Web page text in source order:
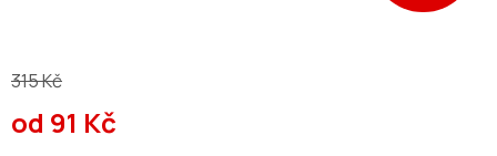
315 Kč
od 91 Kč